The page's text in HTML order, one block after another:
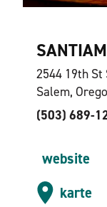
2544 19th St
Salem,
(503) 689-
website
karte